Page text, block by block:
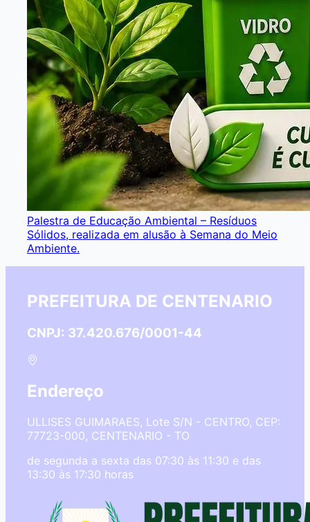
Palestra de Educação Ambiental – Resíduos
Sólidos, realizada em alusão à Semana do Meio
Ambiente.
PREFEITURA DE CENTENARIO
CNPJ: 37.420.676/0001-44
Endereço
ULLISES GUIMARAES, Lote S/N - CENTRO, CEP:
77723-000, CENTENARIO - TO
de segunda a sexta das 07:30 às 11:30 e das
13:30 às 17:30 horas